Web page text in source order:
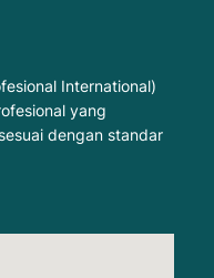
International)
yang
dengan standar